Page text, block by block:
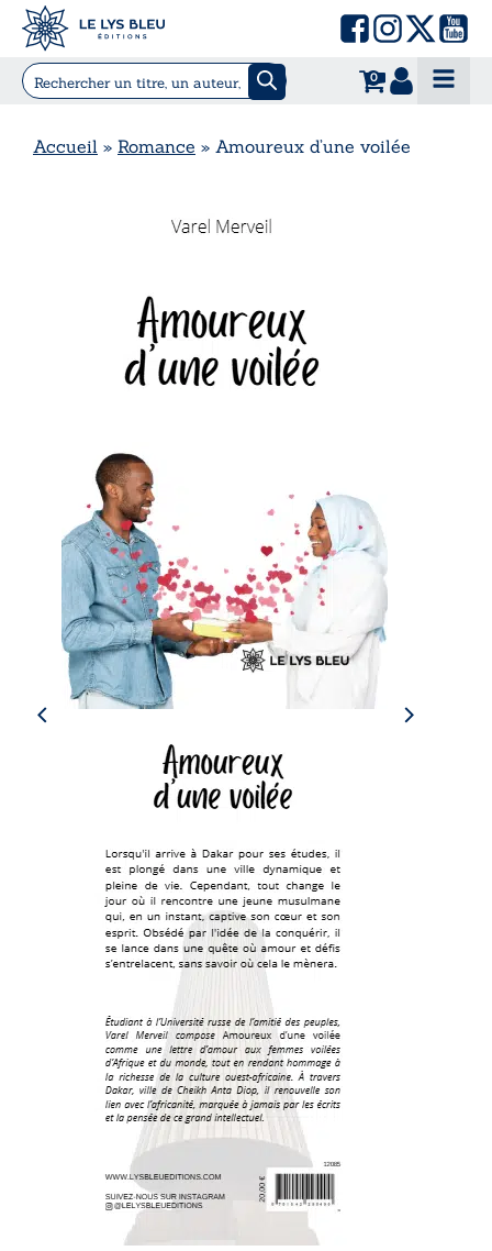
0
Accueil » Romance » Amoureux d’une voilée